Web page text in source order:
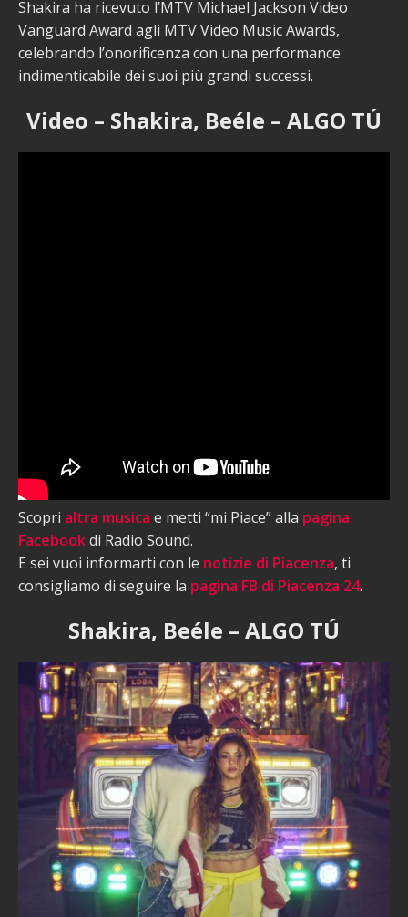
Shakira ha ricevuto l’MTV Michael Jackson Video
Vanguard Award agli MTV Video Music Awards,
celebrando l’onorificenza con una performance
indimenticabile dei suoi più grandi successi.
Video – Shakira, Beéle – ALGO TÚ
Scopri altra musica e metti “mi Piace” alla pagina
Facebookdi Radio Sound.
E sei vuoi informarti con le notizie di Piacenza, ti
consigliamo di seguire la pagina FB di Piacenza 24.
Shakira, Beéle – ALGO TÚ